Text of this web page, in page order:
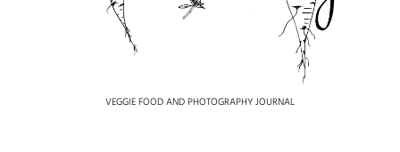
VEGGIE FOOD AND PHOTOGRAPHY JOURNAL